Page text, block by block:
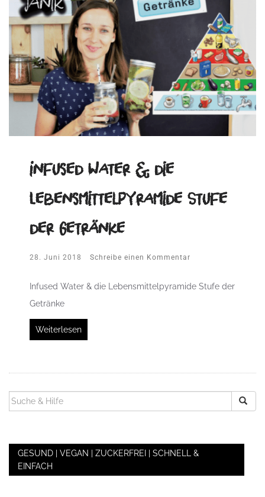
Infused Water & die
Lebensmittelpyramide Stufe
der Getränke
28. Juni 2018 Schreibe einen Kommentar
Infused Water & die Lebensmittelpyramide Stufe der
Getränke
Weiterlesen
SUCHEN
NACH:
GESUND | VEGAN | ZUCKERFREI | SCHNELL &
EINFACH